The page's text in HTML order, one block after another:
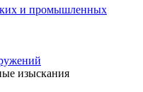
и промышленных
изыскания